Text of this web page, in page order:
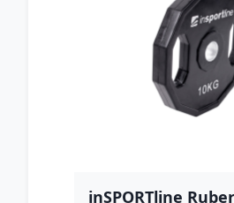
inSPORTline